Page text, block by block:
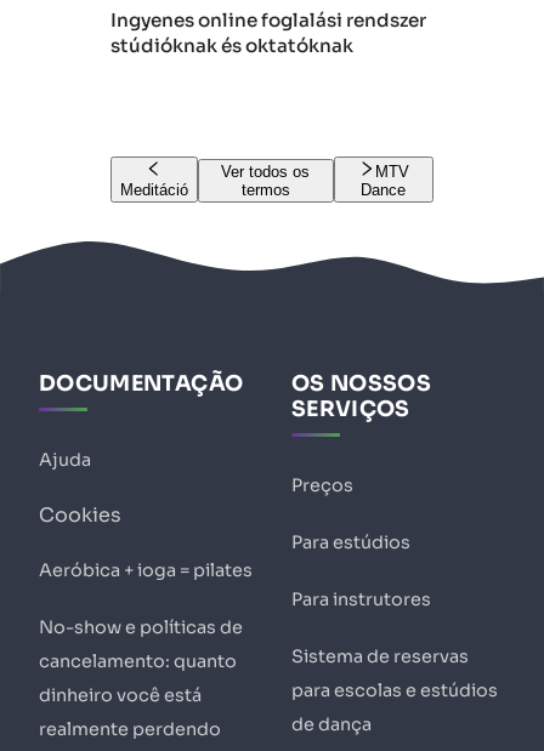
Ingyenes online foglalási rendszer
stúdióknak és oktatóknak
Meditáció
Ver todos os
termos
MTV
Dance
DOCUMENTAÇÃO
Ajuda
Cookies
Aeróbica + ioga = pilates
No-show e políticas de
cancelamento: quanto
dinheiro você está
realmente perdendo
OS NOSSOS
SERVIÇOS
Preços
Para estúdios
Para instrutores
Sistema de reservas
para escolas e estúdios
de dança